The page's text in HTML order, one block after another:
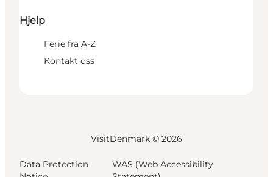
Hjelp
Ferie fra A-Z
Kontakt oss
VisitDenmark © 2026
Data Protection
WAS (Web Accessibility